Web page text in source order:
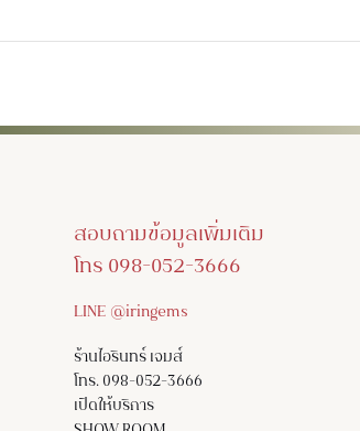
สอบถามข้อมูลเพิ่มเติม
โทร 098-052-3666
LINE @iringems
ร้านไอรินทร์ เจมส์
โทร. 098-052-3666
เปิดให้บริการ